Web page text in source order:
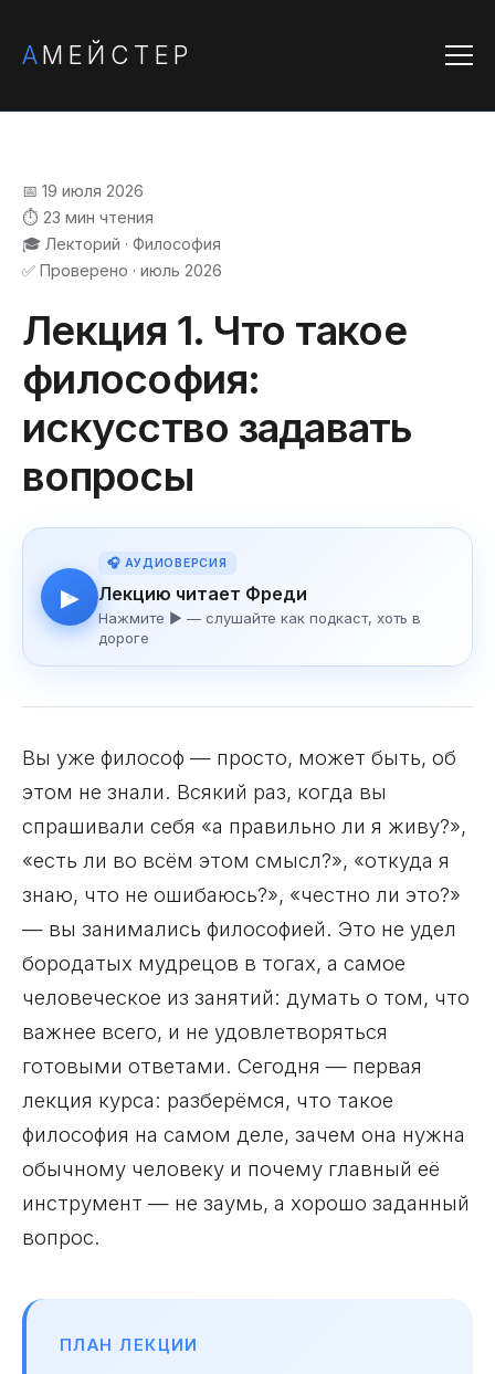
АМЕЙСТЕР
📅 19 июля 2026
⏱️ 23 мин чтения
🎓 Лекторий · Философия
✅ Проверено · июль 2026
Лекция 1. Что такое
философия:
искусство задавать
вопросы
▶
🎧 АУДИОВЕРСИЯ
Лекцию читает Фреди
Нажмите ▶ — слушайте как подкаст, хоть в
дороге
Вы уже философ — просто, может быть, об
этом не знали. Всякий раз, когда вы
спрашивали себя «а правильно ли я живу?»,
«есть ли во всём этом смысл?», «откуда я
знаю, что не ошибаюсь?», «честно ли это?»
— вы занимались философией. Это не удел
бородатых мудрецов в тогах, а самое
человеческое из занятий: думать о том, что
важнее всего, и не удовлетворяться
готовыми ответами. Сегодня — первая
лекция курса: разберёмся, что такое
философия на самом деле, зачем она нужна
обычному человеку и почему главный её
инструмент — не заумь, а хорошо заданный
вопрос.
ПЛАН ЛЕКЦИИ